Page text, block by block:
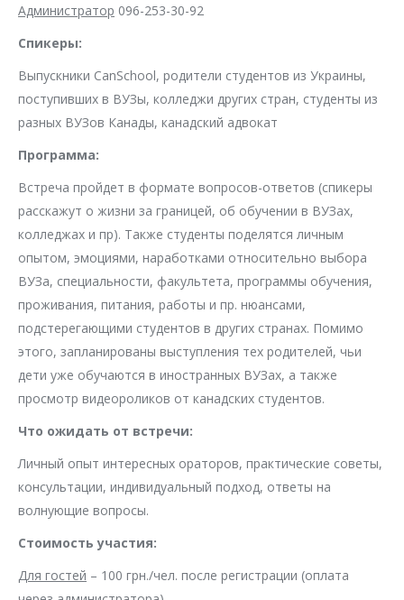
Администратор 096-253-30-92
Спикеры:
Выпускники CanSchool, родители студентов из Украины,
поступивших в ВУЗы, колледжи других стран, студенты из
разных ВУЗов Канады, канадский адвокат
Программа:
Встреча пройдет в формате вопросов-ответов (спикеры
расскажут о жизни за границей, об обучении в ВУЗах,
колледжах и пр). Также студенты поделятся личным
опытом, эмоциями, наработками относительно выбора
ВУЗа, специальности, факультета, программы обучения,
проживания, питания, работы и пр. нюансами,
подстерегающими студентов в других странах. Помимо
этого, запланированы выступления тех родителей, чьи
дети уже обучаются в иностранных ВУЗах, а также
просмотр видеороликов от канадских студентов.
Что ожидать от встречи:
Личный опыт интересных ораторов, практические советы,
консультации, индивидуальный подход, ответы на
волнующие вопросы.
Стоимость участия:
Для гостей – 100 грн./чел. после регистрации (оплата